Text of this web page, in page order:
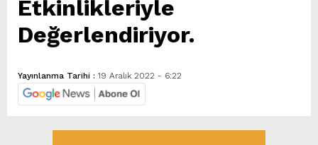
Etkinlikleriyle
Değerlendiriyor.
Yayınlanma Tarihi : 19 Aralık 2022 - 6:22